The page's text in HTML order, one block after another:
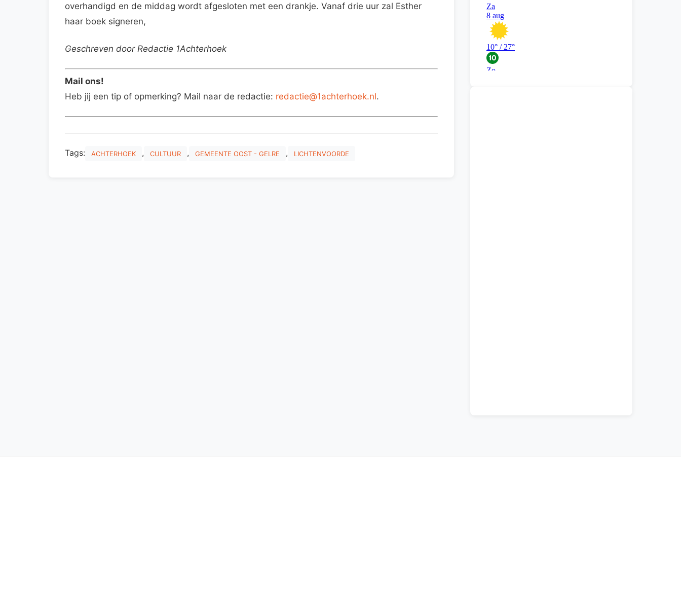
overhandigd en de middag wordt afgesloten met een drankje. Vanaf drie uur zal Esther
haar boek signeren,
Geschreven door Redactie 1Achterhoek
Mail ons!
Heb jij een tip of opmerking? Mail naar de redactie: redactie@1achterhoek.nl.
Tags: ACHTERHOEK , CULTUUR , GEMEENTE OOST - GELRE , LICHTENVOORDE